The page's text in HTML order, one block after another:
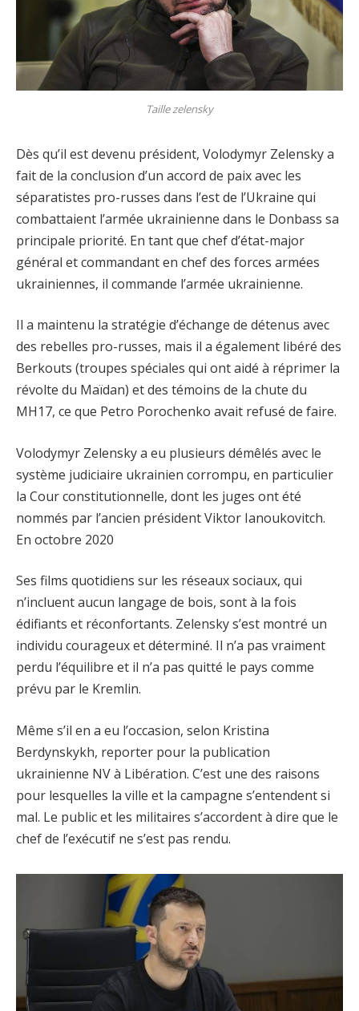
Taille zelensky
Dès qu’il est devenu président, Volodymyr Zelensky a
fait de la conclusion d’un accord de paix avec les
séparatistes pro-russes dans l’est de l’Ukraine qui
combattaient l’armée ukrainienne dans le Donbass sa
principale priorité. En tant que chef d’état-major
général et commandant en chef des forces armées
ukrainiennes, il commande l’armée ukrainienne.
Il a maintenu la stratégie d’échange de détenus avec
des rebelles pro-russes, mais il a également libéré des
Berkouts (troupes spéciales qui ont aidé à réprimer la
révolte du Maïdan) et des témoins de la chute du
MH17, ce que Petro Porochenko avait refusé de faire.
Volodymyr Zelensky a eu plusieurs démêlés avec le
système judiciaire ukrainien corrompu, en particulier
la Cour constitutionnelle, dont les juges ont été
nommés par l’ancien président Viktor Ianoukovitch.
En octobre 2020
Ses films quotidiens sur les réseaux sociaux, qui
n’incluent aucun langage de bois, sont à la fois
édifiants et réconfortants. Zelensky s’est montré un
individu courageux et déterminé. Il n’a pas vraiment
perdu l’équilibre et il n’a pas quitté le pays comme
prévu par le Kremlin.
Même s’il en a eu l’occasion, selon Kristina
Berdynskykh, reporter pour la publication
ukrainienne NV à Libération. C’est une des raisons
pour lesquelles la ville et la campagne s’entendent si
mal. Le public et les militaires s’accordent à dire que le
chef de l’exécutif ne s’est pas rendu.